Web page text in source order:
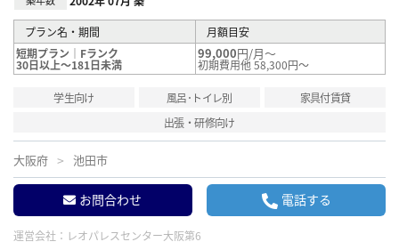
プラン名・期間
月額目安
短期プラン｜Fランク
30日以上～181日未満
99,000円/月～
初期費用他 58,300円～
学生向け 風呂･トイレ別
家具付賃貸
出張・研修向け
大阪府 池田市
お問合わせ 電話する
運営会社： レオパレスセンター大阪第6